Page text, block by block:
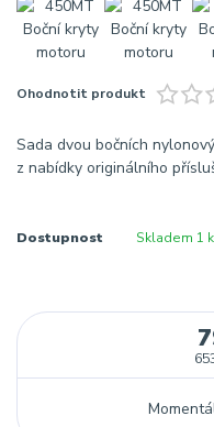
Ohodnotit produkt
Sada dvou bočních
z nabídky originálního
Dostupnost Skladem 1